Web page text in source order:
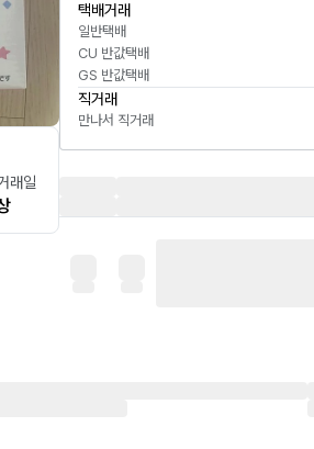
래일
택배거래
일반택배
CU 반값택배
GS 반값택배
직거래
만나서 직거래